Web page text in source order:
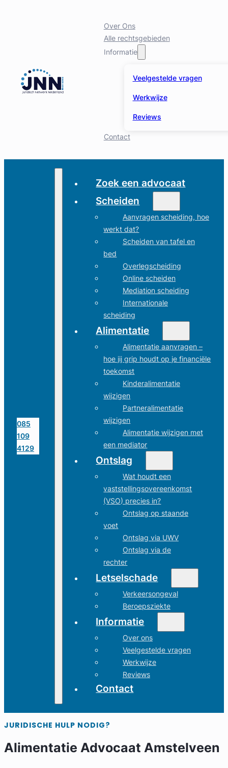
Over Ons
Alle rechtsgebieden
Informatie
Veelgestelde vragen
Werkwijze
Reviews
Contact
085
109
4129
Zoek een advocaat
Scheiden
Aanvragen scheiding, hoe
werkt dat?
Scheiden van tafel en
bed
Overlegscheiding
Online scheiden
Mediation scheiding
Internationale
scheiding
Alimentatie
Alimentatie aanvragen –
hoe jij grip houdt op je financiële
toekomst
Kinderalimentatie
wijzigen
Partneralimentatie
wijzigen
Alimentatie wijzigen met
een mediator
Ontslag
Wat houdt een
vaststellingsovereenkomst
(VSO) precies in?
Ontslag op staande
voet
Ontslag via UWV
Ontslag via de
rechter
Letselschade
Verkeersongeval
Beroepsziekte
Informatie
Over ons
Veelgestelde vragen
Werkwijze
Reviews
Contact
JURIDISCHE HULP NODIG?
Alimentatie Advocaat Amstelveen